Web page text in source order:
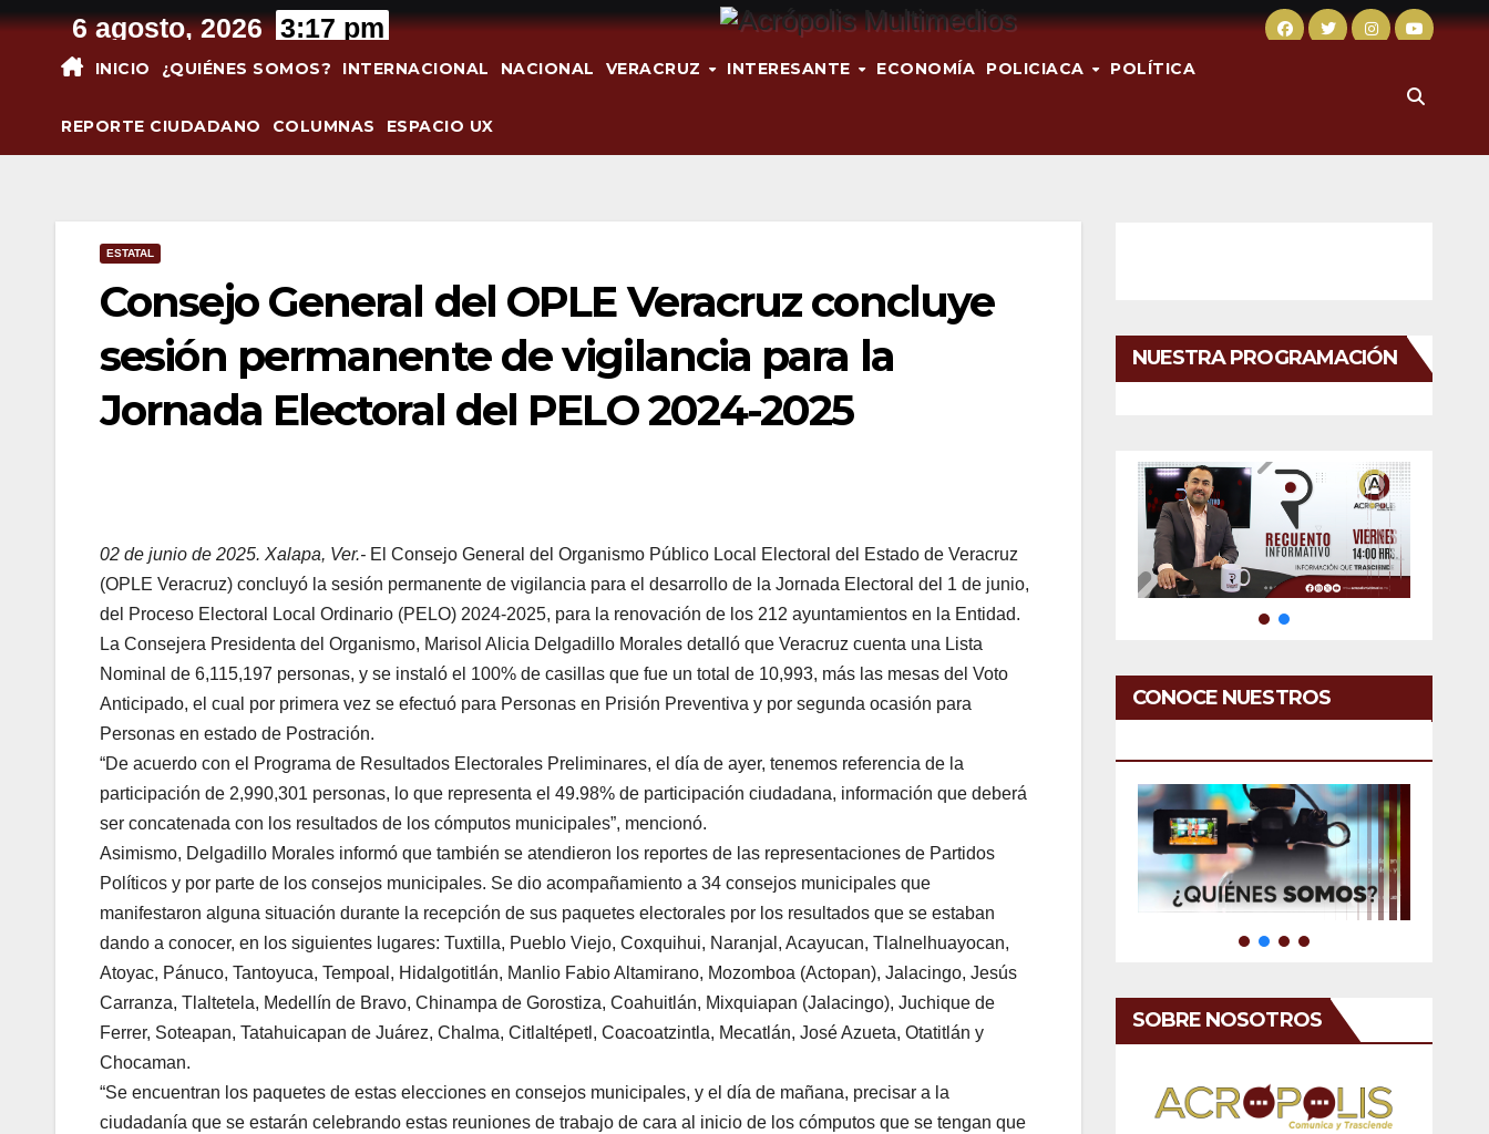
Saltar
contenido
6 agosto, 2026 3:17 pm
INICIO ¿QUIÉNES SOMOS? INTERNACIONAL NACIONAL VERACRUZ INTERESANTE ECONOMÍA POLICIACA POLÍTICA
REPORTE CIUDADANO COLUMNAS ESPACIO UX
ESTATAL
Consejo General del OPLE Veracruz concluye
sesión permanente de vigilancia para la
Jornada Electoral del PELO 2024-2025
02 de junio de 2025. Xalapa, Ver.- El Consejo General del Organismo Público Local Electoral del Estado de Veracruz
(OPLE Veracruz) concluyó la sesión permanente de vigilancia para el desarrollo de la Jornada Electoral del 1 de junio,
del Proceso Electoral Local Ordinario (PELO) 2024-2025, para la renovación de los 212 ayuntamientos en la Entidad.
La Consejera Presidenta del Organismo, Marisol Alicia Delgadillo Morales detalló que Veracruz cuenta una Lista
Nominal de 6,115,197 personas, y se instaló el 100% de casillas que fue un total de 10,993, más las mesas del Voto
Anticipado, el cual por primera vez se efectuó para Personas en Prisión Preventiva y por segunda ocasión para
Personas en estado de Postración.
“De acuerdo con el Programa de Resultados Electorales Preliminares, el día de ayer, tenemos referencia de la
participación de 2,990,301 personas, lo que representa el 49.98% de participación ciudadana, información que deberá
ser concatenada con los resultados de los cómputos municipales”, mencionó.
Asimismo, Delgadillo Morales informó que también se atendieron los reportes de las representaciones de Partidos
Políticos y por parte de los consejos municipales. Se dio acompañamiento a 34 consejos municipales que
manifestaron alguna situación durante la recepción de sus paquetes electorales por los resultados que se estaban
dando a conocer, en los siguientes lugares: Tuxtilla, Pueblo Viejo, Coxquihui, Naranjal, Acayucan, Tlalnelhuayocan,
Atoyac, Pánuco, Tantoyuca, Tempoal, Hidalgotitlán, Manlio Fabio Altamirano, Mozomboa (Actopan), Jalacingo, Jesús
Carranza, Tlaltetela, Medellín de Bravo, Chinampa de Gorostiza, Coahuitlán, Mixquiapan (Jalacingo), Juchique de
Ferrer, Soteapan, Tatahuicapan de Juárez, Chalma, Citlaltépetl, Coacoatzintla, Mecatlán, José Azueta, Otatitlán y
Chocaman.
“Se encuentran los paquetes de estas elecciones en consejos municipales, y el día de mañana, precisar a la
ciudadanía que se estarán celebrando estas reuniones de trabajo de cara al inicio de los cómputos que se tengan que
NUESTRA PROGRAMACIÓN
CONOCE NUESTROS
SOBRE NOSOTROS